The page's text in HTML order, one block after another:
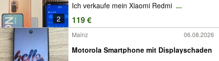
2
Ich verkaufe mein Xiaomi Redmi ...
119 €
Mainz 06.08.2026
Motorola Smartphone mit Displayschaden